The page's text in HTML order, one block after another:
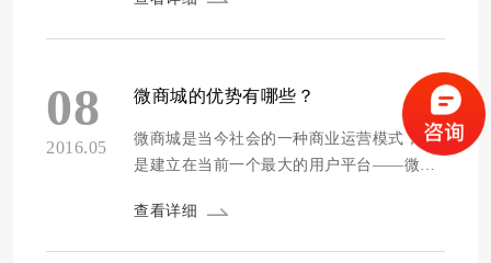
成了一个巨大的交易平台，并在逐步完善，
货退款，一系列流程都可在微信中进行。 微
信商城又叫做微商城，现在已然自成规模自
成体系，因为微商...
08
2016.05
微商城的优势有哪些？
微商城是当今社会的一种商业运营模式，也
是建立在当前一个最大的用户平台——微信
样，但是和淘宝的天猫商城比较起来，微商
查看详细